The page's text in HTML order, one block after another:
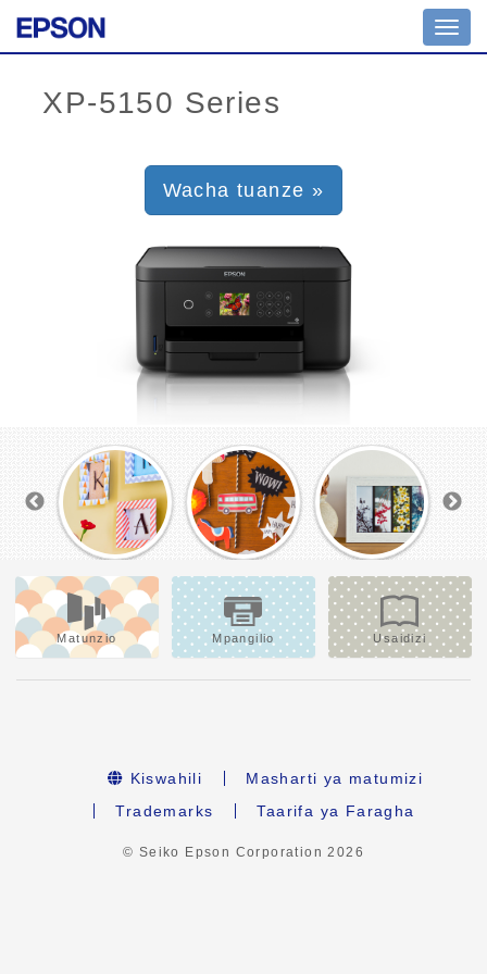
Wacha tuanze »
Matunzio Mpangilio Usaidizi
Kiswahili
Masharti ya matumizi
Trademarks
Taarifa ya Faragha
© Seiko Epson Corporation2026